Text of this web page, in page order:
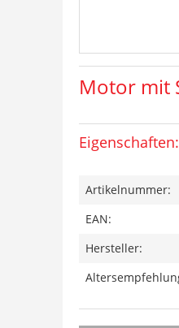
Motor mit
Eigenschaften:
Artikelnummer:
EAN:
Hersteller: